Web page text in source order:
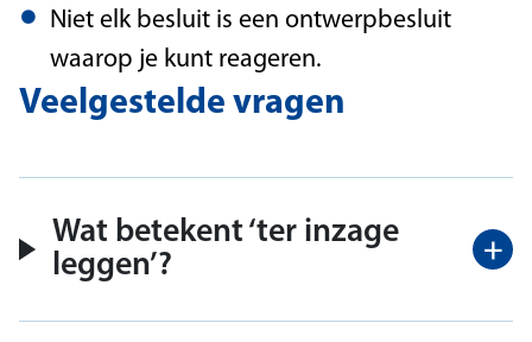
Niet elk besluit is een ontwerpbesluit
waarop je kunt reageren.
Veelgestelde vragen
Wat betekent ‘ter inzage
leggen’?